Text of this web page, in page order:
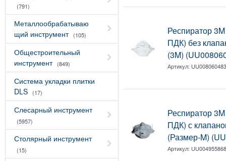
(791)
Металлообрабатываю
щий инструмент (105)
Общестроительный
инструмент (849)
Система укладки плитки
DLS
(17)
Слесарный инструмент
(5957)
Столярный инструмент
(15)
Респиратор
ПДК) без
(3M)
Артикул:
Респиратор
ПДК) с
(Размер-M)
Артикул: